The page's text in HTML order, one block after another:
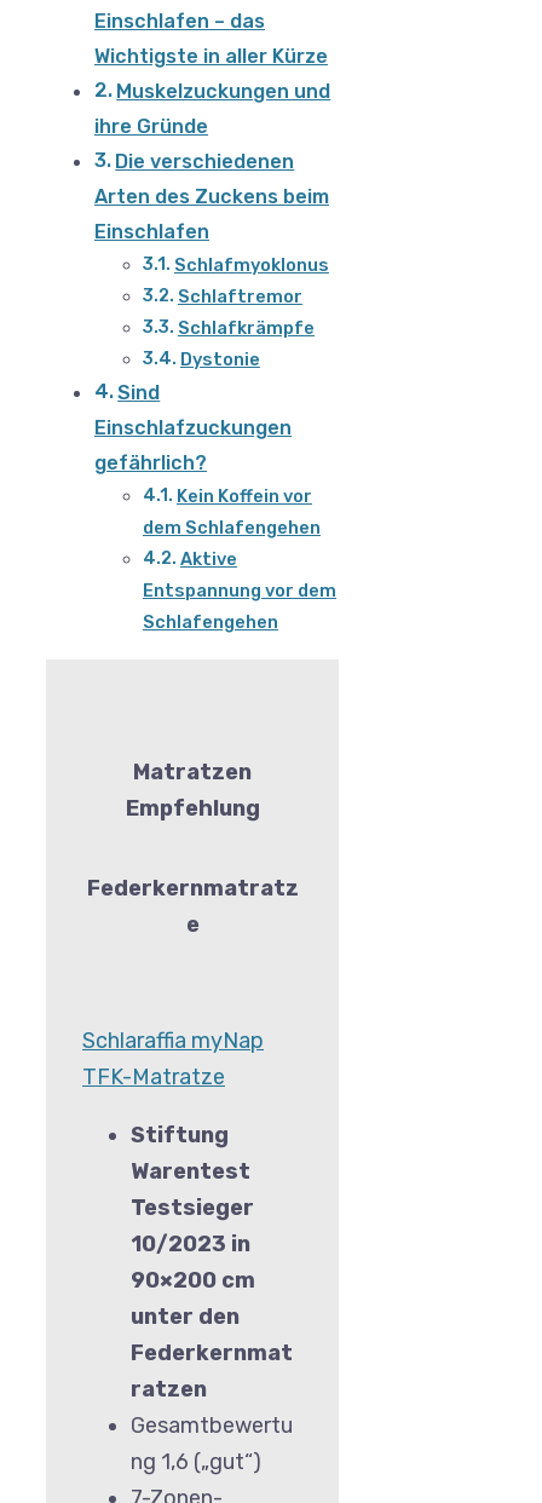
Einschlafen – das
Wichtigste in aller Kürze
Muskelzuckungen und
ihre Gründe
Die verschiedenen
Arten des Zuckens beim
Einschlafen
Schlafmyoklonus
Schlaftremor
Schlafkrämpfe
Dystonie
Sind
Einschlafzuckungen
gefährlich?
Kein Koffein vor
dem Schlafengehen
Aktive
Entspannung vor dem
Schlafengehen
Matratzen
Empfehlung
Federkernmatratz
e
Schlaraffia myNap
TFK-Matratze
Stiftung
Warentest
Testsieger
10/2023 in
90×200 cm
unter den
Federkernmat
ratzen
Gesamtbewertu
ng 1,6 („gut“)